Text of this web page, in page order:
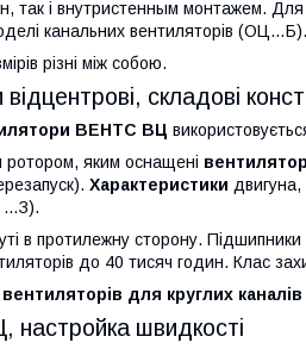
так і внутристенным монтажем.
канальних вентиляторів (ОЦ…Б).
різні між собою.
складові
ВЕНТС ВЦ
ротором, яким оснащені
Характеристики
…З).
в протилежну сторону.
до 40 тисяч годин. Клас
вентиляторів для круглих каналів
швидкості